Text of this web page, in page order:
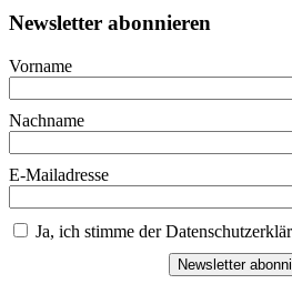
Newsletter abonnieren
Vorname
Nachname
E-Mailadresse
Ja, ich stimme der
Newsletter